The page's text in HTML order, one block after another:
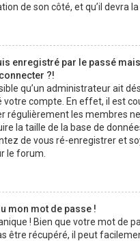
de son côté, et qu’il devra la
enregistré par le passé
?!
qu’un administrateur ait
votre compte. En effet, il est
régulièrement les membres
la taille de la base de
de vous ré-enregistrer et
le forum.
mon mot de passe !
! Bien que votre mot de
être récupéré, il peut